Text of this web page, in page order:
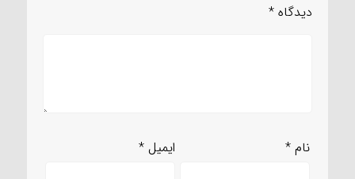
دیدگاه *
نام* ایمیل*